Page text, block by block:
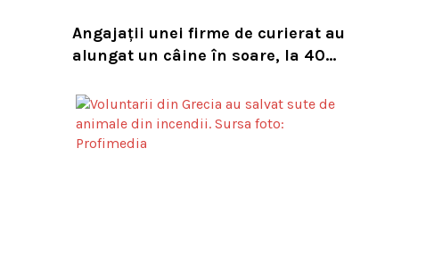
Angajații unei firme de curierat au
alungat un câine în soare, la 40
concediat și caută acum animalul